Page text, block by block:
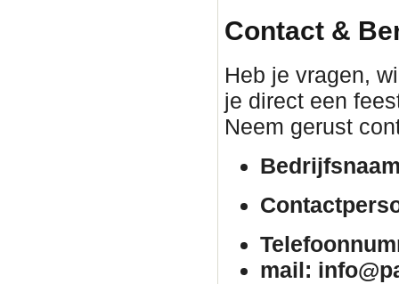
Contact &
Heb je vragen,
je direct een
Neem gerust
mail: